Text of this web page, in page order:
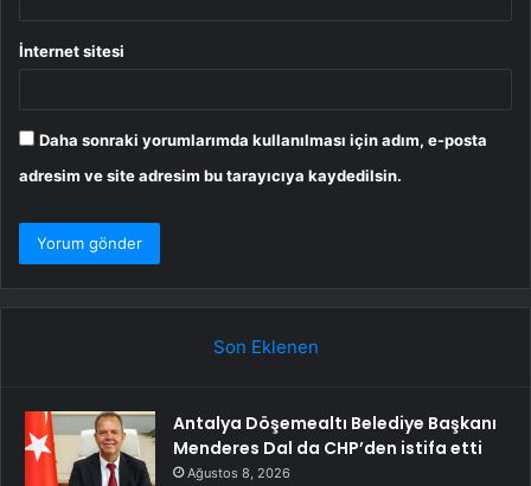
İnternet sitesi
Daha sonraki yorumlarımda kullanılması için adım, e-posta
adresim ve site adresim bu tarayıcıya kaydedilsin.
Son Eklenen
Antalya Döşemealtı Belediye Başkanı
Menderes Dal da CHP’den istifa etti
Ağustos 8, 2026